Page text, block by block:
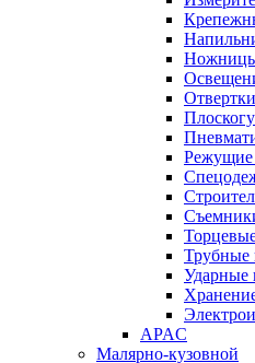
Режущие
Трубные
Ударные
APAC
Малярно-кузовной